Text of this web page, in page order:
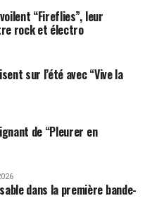
“Fireflies”, leur
rock et électro
sur l’été avec “Vive la
de “Pleurer en
dans la première bande-